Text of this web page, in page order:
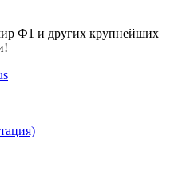
Ф1 и других крупнейших